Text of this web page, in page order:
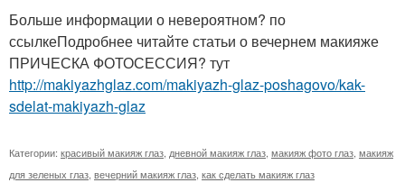
Больше информации о невероятном? по
ссылкеПодробнее читайте статьи о вечернем макияже
ПРИЧЕСКА ФОТОСЕССИЯ? тут
http://makiyazhglaz.com/makiyazh-glaz-poshagovo/kak-
sdelat-makiyazh-glaz
Категории: красивый макияж глаз дневной макияж глаз макияж фото глаз макияж
для зеленых глаз вечерний макияж глаз как сделать макияж глаз